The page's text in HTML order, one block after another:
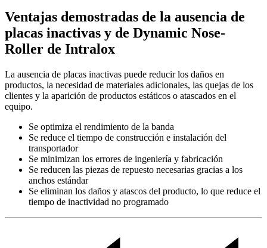
Ventajas demostradas de la ausencia de
placas inactivas y de Dynamic Nose-
Roller de Intralox
La ausencia de placas inactivas puede reducir los daños en
productos, la necesidad de materiales adicionales, las quejas de los
clientes y la aparición de productos estáticos o atascados en el
equipo.
Se optimiza el rendimiento de la banda
Se reduce el tiempo de construcción e instalación del
transportador
Se minimizan los errores de ingeniería y fabricación
Se reducen las piezas de repuesto necesarias gracias a los
anchos estándar
Se eliminan los daños y atascos del producto, lo que reduce el
tiempo de inactividad no programado